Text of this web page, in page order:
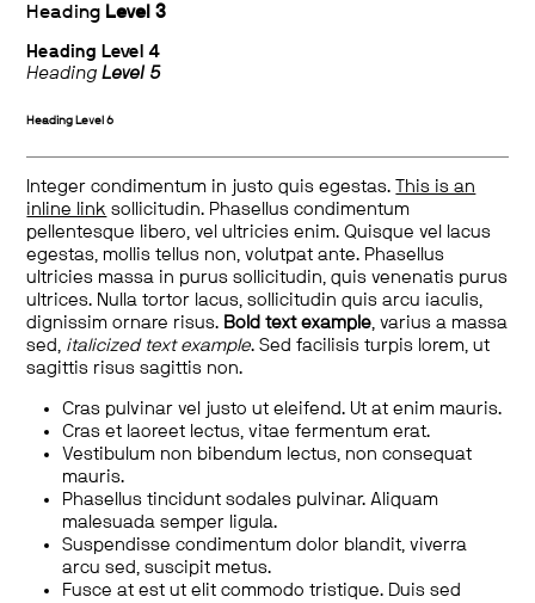
Heading Level 3
Heading Level 4
HeadingLevel 5
Heading Level 6
Integer condimentum in justo quis egestas.
This is an
inline link sollicitudin. Phasellus condimentum
pellentesque libero, vel ultricies enim. Quisque vel lacus
egestas, mollis tellus non, volutpat ante. Phasellus
ultricies massa in purus sollicitudin, quis venenatis purus
ultrices. Nulla tortor lacus, sollicitudin quis arcu iaculis,
dignissim ornare risus. Bold text example, varius a massa
sed, italicized text example. Sed facilisis turpis lorem, ut
sagittis risus sagittis non.
Cras pulvinar vel justo ut eleifend. Ut at enim mauris.
Cras et laoreet lectus, vitae fermentum erat.
Vestibulum non bibendum lectus, non consequat
mauris.
Phasellus tincidunt sodales pulvinar. Aliquam
malesuada semper ligula.
Suspendisse condimentum dolor blandit, viverra
arcu sed, suscipit metus.
Fusce at est ut elit commodo tristique. Duis sed